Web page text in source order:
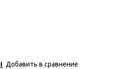
Добавить в сравнение